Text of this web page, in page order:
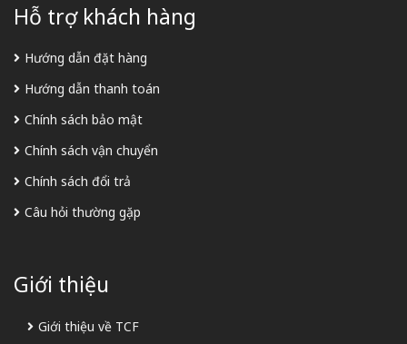
Hỗ trợ khách hàng
Hướng dẫn đặt hàng
Hướng dẫn thanh toán
Chính sách bảo mật
Chính sách vận chuyển
Chính sách đổi trả
Câu hỏi thường gặp
Giới thiệu
Giới thiệu về TCF